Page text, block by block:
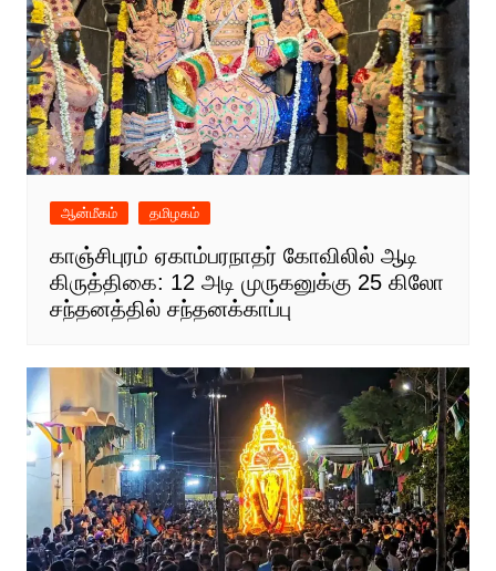
ஆன்மீகம் தமிழகம்
காஞ்சிபுரம் ஏகாம்பரநாதர் கோவிலில் ஆடி
கிருத்திகை: 12 அடி முருகனுக்கு 25 கிலோ
சந்தனத்தில் சந்தனக்காப்பு